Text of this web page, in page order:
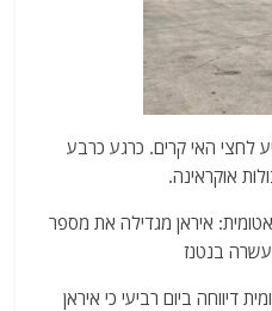
76 הרוסית הגיע לחצי האי קרים. כרגע כרבע
אוקראינה.
איראן מגדילה את מספר
בנטנז
דיווחה ביום רביעי כי איראן